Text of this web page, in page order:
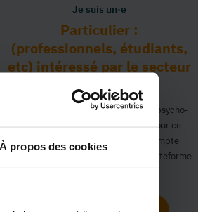
À propos des cookies
Je suis un·e
Particulier :
(professionnels, étudiants,
etc) intéressé par le secteur
PMS
Vous travaillez déjà dans le secteur psycho-
médico-social ou avez un intérêt pour ce
secteur et souhaitez obtenir un compte
personnel pour interagir sur notre plateforme